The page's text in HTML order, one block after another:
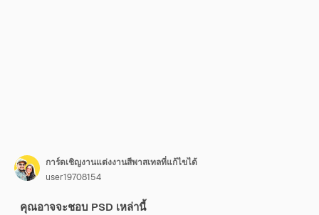
การ์ดเชิญงานแต่งงานสีพาสเทลที่แก้ไขได้
user19708154
คุณอาจจะชอบ PSD เหล่านี้